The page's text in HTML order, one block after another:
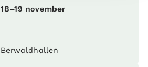
18–19 november
Berwaldhallen